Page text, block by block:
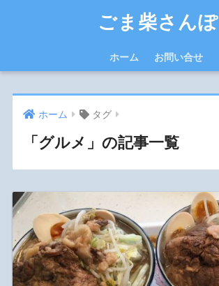
ごま柴さんぽ
ホーム お問い合せ
ホーム タグ
「グルメ」の記事一覧